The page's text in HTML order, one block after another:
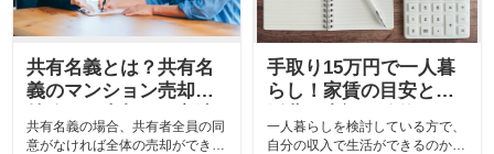
共有名義とは？共有名
義のマンション売却や
を解説
共有名義の場合、共有者全員の同
意がなければ全体の売却ができな
手取り15万円で一人暮
らし！家賃の目安と生
ツ
一人暮らしを検討している方で、
自分の収入で生活ができるのか不